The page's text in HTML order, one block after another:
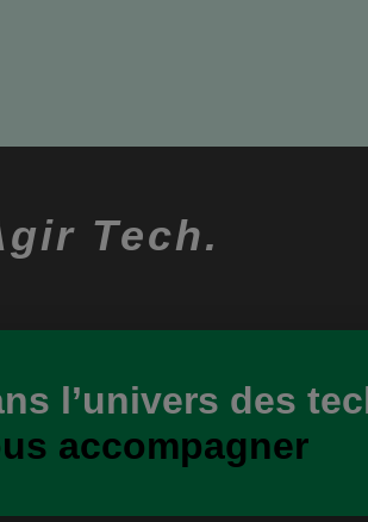
Tech.
l’univers des
accompagner